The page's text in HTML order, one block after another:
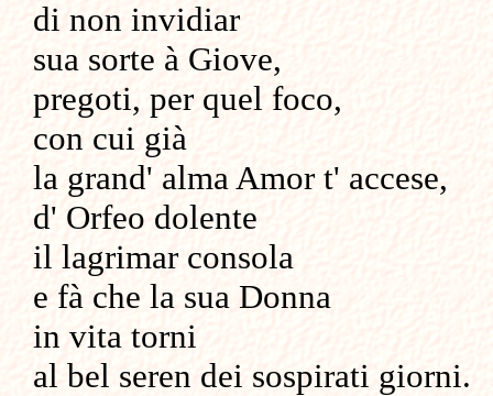
di non invidiar
sua sorte à Giove,
pregoti, per quel foco,
con cui già
la grand' alma Amor t' accese,
d' Orfeo dolente
il lagrimar consola
e fà che la sua Donna
in vita torni
al bel seren dei sospirati giorni.